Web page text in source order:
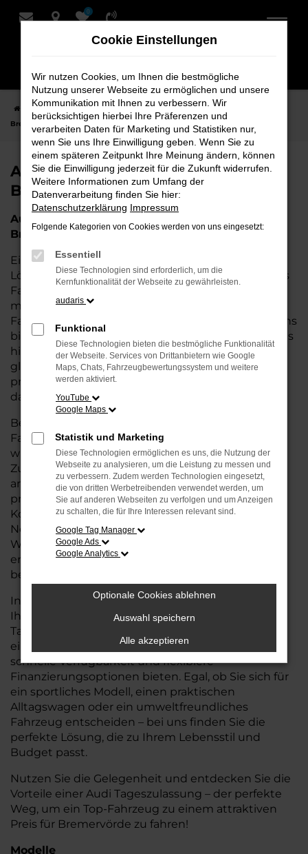
Zum
0
Startseite Bremervörde Audi
Audi Tageszulassung für
Bremervörde bei Schmidt + Koch
Audi Tageszulassung für
Bremervörde bei Schmidt + Koch
Audi Tageszulassung – Die perfekte Wahl für
Bremervörde
Eine Audi Tageszulassung stellt die perfekte
Lösung für all diejenigen dar, die ein nahezu neues
Fahrzeug zu attraktiven Konditionen erwerben
möchten. Wenn Sie für Bremervörde nach einem
Fahrzeug suchen, das die Vorteile eines Neuwagens
bietet – von modernster Technik und Sicherheit bis
hin zu einer erstklassigen Ausstattung – aber
gleichzeitig von einem günstigeren Preis
profitieren wollen, ist eine Tageszulassung genau
das Richtige für Sie.
Bei einer Tageszulassung handelt es sich um
Fahrzeuge, die nur wenige Tage zugelassen
wurden, aber dennoch in ausgezeichnetem
Zustand und mit voller Herstellergarantie
angeboten werden. Sie erhalten also ein Auto, das
praktisch neu ist, jedoch zu deutlich günstigeren
Konditionen im Vergleich zum regulären
Neuwagenpreis. So können Sie Ihr
Wunschfahrzeug zu einem attraktiven Preis
erwerben und müssen dabei keine Kompromisse
bei der Qualität eingehen.
In unserem Autohaus für Bremervörde bieten wir
Ihnen eine große Auswahl an Audi
Tageszulassungen, die Ihnen nicht nur den Vorteil
eines nahezu neuen Autos, sondern auch eine
schnelle Verfügbarkeit und flexiblere
Finanzierungsoptionen bieten. Egal, ob Sie sich für
ein sportliches Modell, einen praktischen
Alltagswagen oder ein umweltfreundliches
Fahrzeug entscheiden – bei uns finden Sie die
perfekte Lösung, die zu Ihrem Lebensstil und
Budget passt.
Nutzen Sie die Gelegenheit und entdecken Sie die
Vorteile einer Audi Tageszulassung – der perfekte
Weg, um ein Top-Fahrzeug zu einem attraktiven
Preis für Bremervörde zu fahren!
Modelle
Cookie Einstellungen
Wir nutzen Cookies, um Ihnen die bestmögliche
Nutzung unserer Webseite zu ermöglichen und unsere
Kommunikation mit Ihnen zu verbessern. Wir
berücksichtigen hierbei Ihre Präferenzen und
verarbeiten Daten für Marketing und Statistiken nur,
wenn Sie uns Ihre Einwilligung geben. Wenn Sie zu
einem späteren Zeitpunkt Ihre Meinung ändern, können
Sie die Einwilligung jederzeit für die Zukunft widerrufen.
Weitere Informationen zum Umfang der
Datenverarbeitung finden Sie hier:
Datenschutzerklärung Impressum
Folgende Kategorien von Cookies werden von uns eingesetzt:
Essentiell
Diese Technologien sind erforderlich, um die
Kernfunktionalität der Webseite zu gewährleisten.
audaris
Funktional
Diese Technologien bieten die bestmögliche Funktionalität
der Webseite. Services von Drittanbietern wie Google
Maps, Chats, Fahrzeugbewertungssystem und weitere
werden aktiviert.
YouTube
Google Maps
Statistik und Marketing
Diese Technologien ermöglichen es uns, die Nutzung der
Webseite zu analysieren, um die Leistung zu messen und
zu verbessern. Zudem werden Technologien eingesetzt,
die von dritten Werbetreibenden verwendet werden, um
Sie auf anderen Webseiten zu verfolgen und um Anzeigen
zu schalten, die für Ihre Interessen relevant sind.
Google Tag Manager
Google Ads
Google Analytics
Optionale Cookies ablehnen
Auswahl speichern
Alle akzeptieren